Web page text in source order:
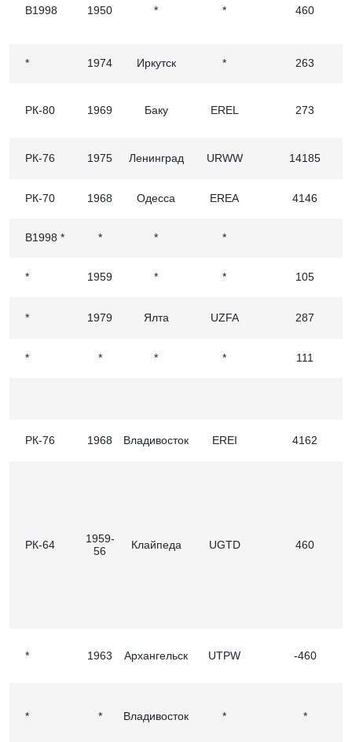
В1998 1950 * * 460
* 1974 Иркутск * 263
РК-80 1969 Баку EREL 273
РК-76 1975 Ленинград URWW 14185
РК-70 1968 Одесса EREA 4146
В1998 * * * *
* 1959 * * 105
* 1979 Ялта UZFA 287
* * * * 111
РК-76 1968 Владивосток EREI 4162
РК-64
1959-
56
Клайпеда UGТD 460
* 1963 Архангельск UTPW -460
* * Владивосток * *